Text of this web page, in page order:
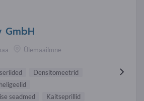
GmbH
Ülemaailmne
Densitomeetrid
seadmed
Kaitseprillid